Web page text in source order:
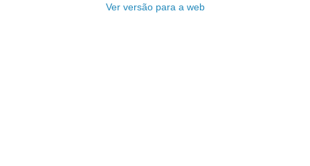
Ver versão para a web